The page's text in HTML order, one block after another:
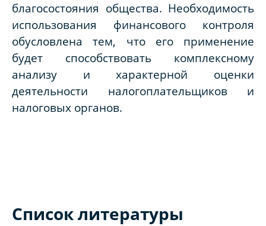
благосостояния общества. Необходимость
использования финансового контроля
обусловлена тем, что его применение
будет способствовать комплексному
анализу и характерной оценки
деятельности налогоплательщиков и
налоговых органов.
Список литературы